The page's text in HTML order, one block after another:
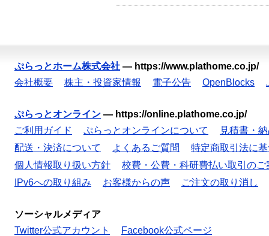
ぷらっとホーム株式会社 — https://www.plathome.co.jp/
会社概要
株主・投資家情報 電子公告 OpenBlocks
ぷらっとオンライン — https://online.plathome.co.jp/
ご利用ガイド
ぷらっとオンラインについて
見積書・
配送・決済について
よくあるご質問
特定商取引法に
個人情報取り扱い方針
校費・公費・科研費払い取引のご
IPv6への取り組み
お客様からの声 ご注文の取り消し
ソーシャルメディア
Twitter公式アカウント
Facebook公式ページ